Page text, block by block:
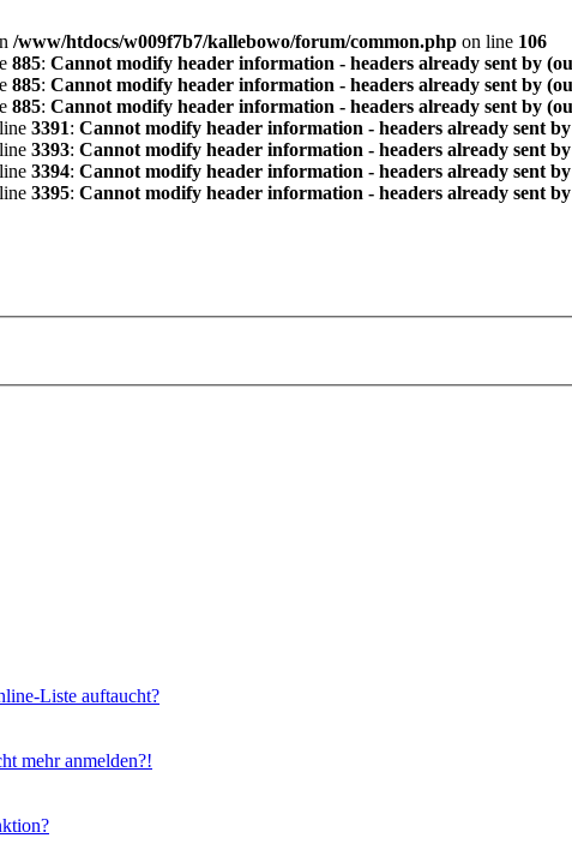
/www/htdocs/w009f7b7/kallebowo/forum/common.php on line 106
885: Cannot modify header information - headers already sent by
885: Cannot modify header information - headers already sent by
885: Cannot modify header information - headers already sent by
3391: Cannot modify header information - headers already sent
3393: Cannot modify header information - headers already sent
3394: Cannot modify header information - headers already sent
3395: Cannot modify header information - headers already sent
Liste auftaucht?
mehr anmelden?!